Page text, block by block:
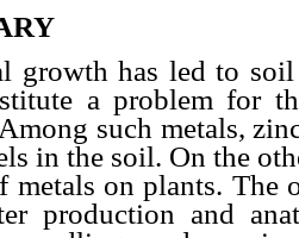
growth has led to
a problem for
such metals,
in the soil. On the
metals on plants. The
production and